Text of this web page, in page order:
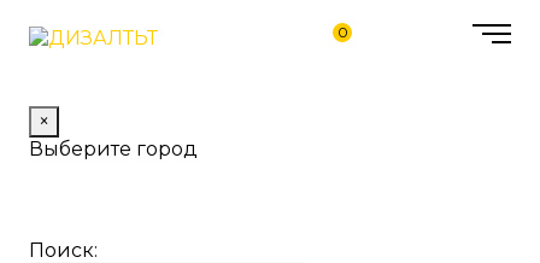
0
×
Выберите город
Поиск: